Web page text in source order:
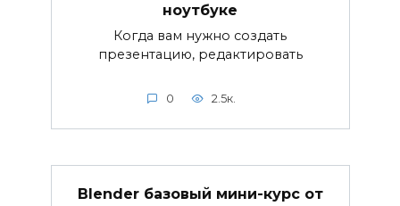
ноутбуке
Когда вам нужно создать
презентацию, редактировать
0 2.5к.
Blender базовый мини-курс от